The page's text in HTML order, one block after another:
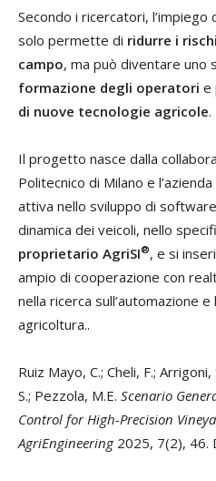
Secondo i ricercatori, l’impiego
solo permette di ridurre i
campo, ma può diventare uno
formazione degli operatori e
di nuove tecnologie agricole.
Il progetto nasce dalla
Politecnico di Milano e l’azienda
attiva nello sviluppo di
dinamica dei veicoli, nello
proprietario AgriSI®, e si
ampio di cooperazione con
nella ricerca sull’automazione
agricoltura..
Ruiz Mayo, C.; Cheli, F.;
S.; Pezzola, M.E. Scenario
Control for High-Precision
AgriEngineering2025, 7(2), 46.